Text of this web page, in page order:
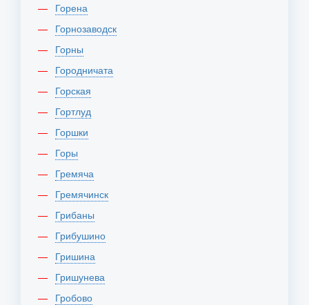
Горена
Горнозаводск
Горны
Городничата
Горская
Гортлуд
Горшки
Горы
Гремяча
Гремячинск
Грибаны
Грибушино
Гришина
Гришунева
Гробово